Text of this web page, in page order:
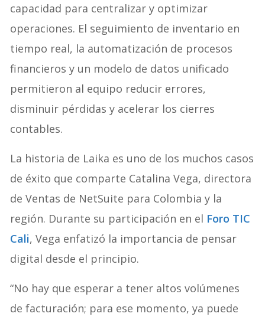
capacidad para centralizar y optimizar
operaciones. El seguimiento de inventario en
tiempo real, la automatización de procesos
financieros y un modelo de datos unificado
permitieron al equipo reducir errores,
disminuir pérdidas y acelerar los cierres
contables.
La historia de Laika es uno de los muchos casos
de éxito que comparte Catalina Vega, directora
de Ventas de NetSuite para Colombia y la
región. Durante su participación en el Foro TIC
Cali, Vega enfatizó la importancia de pensar
digital desde el principio.
“No hay que esperar a tener altos volúmenes
de facturación; para ese momento, ya puede